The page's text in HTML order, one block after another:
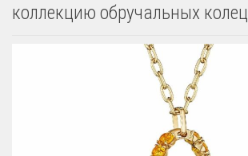
коллекцию обручальных колец